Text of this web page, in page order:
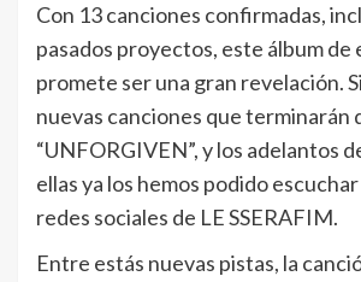
Con 13 canciones confirmadas,
pasados proyectos, este álbum de
promete ser una gran revelación.
nuevas canciones que terminarán
“UNFORGIVEN”, y los adelantos
ellas ya los hemos podido
redes sociales de LE SSERAFIM.
Entre estás nuevas pistas, la